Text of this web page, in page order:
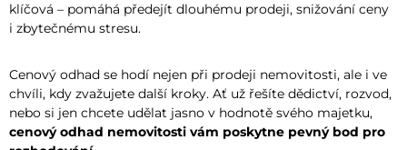
klíčová – pomáhá předejít dlouhému prodeji, snižování ceny
i zbytečnému stresu.
Cenový odhad se hodí nejen při prodeji nemovitosti, ale i ve
chvíli, kdy zvažujete další kroky. Ať už řešíte dědictví, rozvod,
nebo si jen chcete udělat jasno v hodnotě svého majetku,
cenový odhad nemovitosti vám poskytne pevný bod pro